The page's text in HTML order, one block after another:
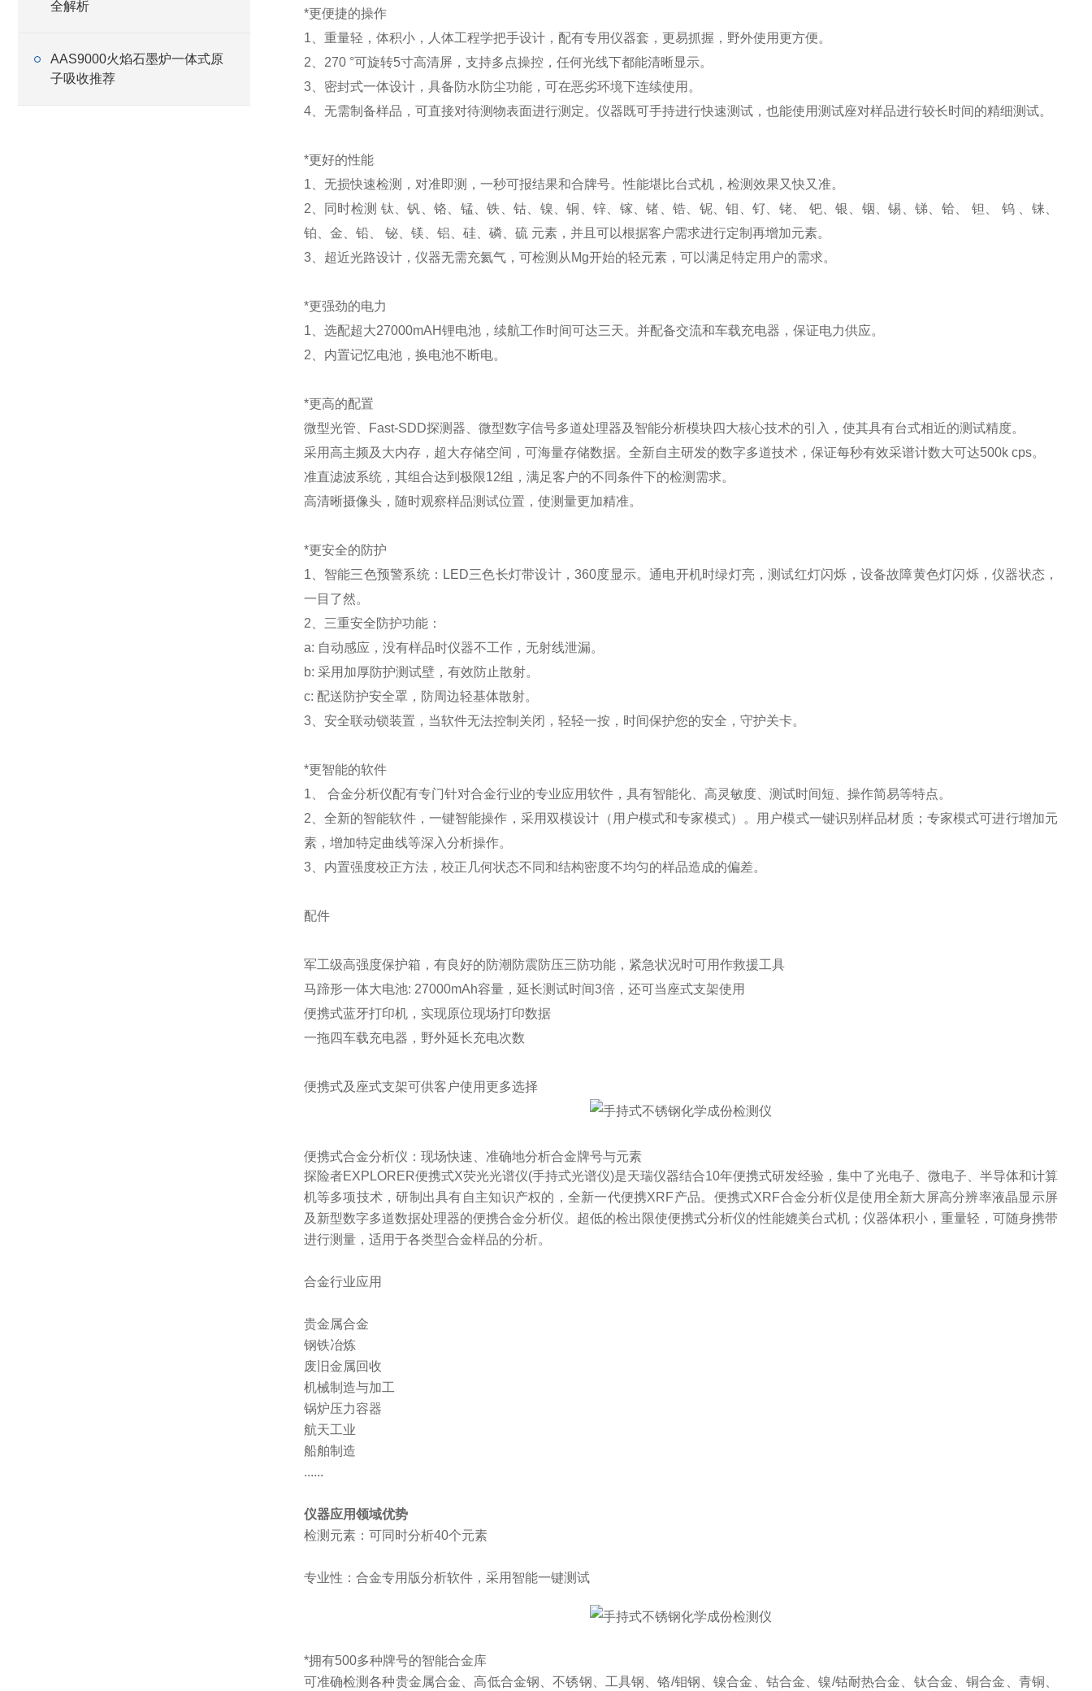
全解析
AAS9000火焰石墨炉一体式原
子吸收推荐
*更便捷的操作
1、重量轻，体积小，人体工程学把手设计，配有专用仪器套，更易抓握，野外使用更方便。
2、270 °可旋转5寸高清屏，支持多点操控，任何光线下都能清晰显示。
3、密封式一体设计，具备防水防尘功能，可在恶劣环境下连续使用。
4、无需制备样品，可直接对待测物表面进行测定。仪器既可手持进行快速测试，也能使用测试座对样品进行较长时间的精细测试。
*更好的性能
1、无损快速检测，对准即测，一秒可报结果和合牌号。性能堪比台式机，检测效果又快又准。
2、同时检测 钛、钒、铬、锰、铁、钴、镍、铜、锌、镓、锗、锆、铌、钼、钌、铑、 钯、银、铟、锡、锑、铪、 钽、 钨 、铼、
铂、金、铅、 铋、镁、铝、硅、磷、硫 元素，并且可以根据客户需求进行定制再增加元素。
3、超近光路设计，仪器无需充氦气，可检测从Mg开始的轻元素， 可以满足特定用户的需求。
*更强劲的电力
1、选配超大27000mAH锂电池，续航工作时间可达三天。并配备交流和车载充电器，保证电力供应。
2、内置记忆电池，换电池不断电。
*更高的配置
微型光管、Fast-SDD探测器、微型数字信号多道处理器及智能分析模块四大核心技术的引入，使其具有台式相近的测试精度。
采用高主频及大内存，超大存储空间，可海量存储数据。全新自主研发的数字多道技术，保证每秒有效采谱计数大可达500k cps。
准直滤波系统，其组合达到极限12组，满足客户的不同条件下的检测需求。
高清晰摄像头，随时观察样品测试位置，使测量更加精准。
*更安全的防护
1、智能三色预警系统：LED三色长灯带设计，360度显示。通电开机时绿灯亮，测试红灯闪烁，设备故障黄色灯闪烁，仪器状态，
一目了然。
2、三重安全防护功能：
a: 自动感应，没有样品时仪器不工作，无射线泄漏。
b: 采用加厚防护测试壁，有效防止散射。
c: 配送防护安全罩，防周边轻基体散射。
3、安全联动锁装置，当软件无法控制关闭，轻轻一按，时间保护您的安全，守护关卡。
*更智能的软件
1、 合金分析仪配有专门针对合金行业的专业应用软件，具有智能化、高灵敏度、测试时间短、操作简易等特点。
2、全新的智能软件，一键智能操作，采用双模设计（用户模式和专家模式）。用户模式一键识别样品材质；专家模式可进行增加元
素，增加特定曲线等深入分析操作。
3、内置强度校正方法，校正几何状态不同和结构密度不均匀的样品造成的偏差。
配件
军工级高强度保护箱，有良好的防潮防震防压三防功能，紧急状况时可用作救援工具
马蹄形一体大电池: 27000mAh容量，延长测试时间3倍，还可当座式支架使用
便携式蓝牙打印机，实现原位现场打印数据
一拖四车载充电器，野外延长充电次数
便携式及座式支架可供客户使用更多选择
便携式合金分析仪： 现场快速、准确地分析合金牌号与元素
探险者EXPLORER便携式X荧光光谱仪(手持式光谱仪)是天瑞仪器结合10年便携式研发经验，集中了光电子、微电子、半导体和计算
机等多项技术，研制出具有自主知识产权的，全新一代便携XRF产品。便携式XRF合金分析仪是使用全新大屏高分辨率液晶显示屏
及新型数字多道数据处理器的便携合金分析仪。超低的检出限使便携式分析仪的性能媲美台式机；仪器体积小，重量轻，可随身携带
进行测量，适用于各类型合金样品的分析。
合金行业应用
贵金属合金
钢铁冶炼
废旧金属回收
机械制造与加工
锅炉压力容器
航天工业
船舶制造
......
仪器应用领域优势
检测元素：可同时分析40个元素
专业性：合金专用版分析软件，采用智能一键测试
*拥有500多种牌号的智能合金库
可准确检测各种贵金属合金、高低合金钢、不锈钢、工具钢、铬/钼钢、镍合金、钴合金、镍/钴耐热合金、钛合金、铜合金、青铜、